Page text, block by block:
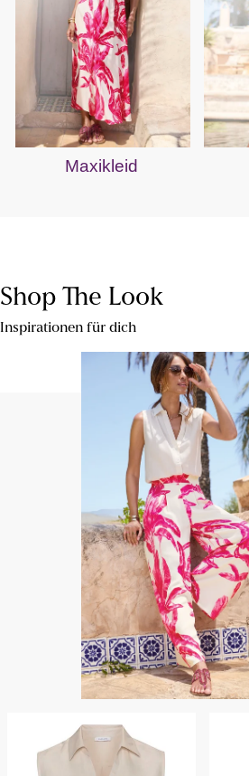
Maxikleid
Shop The Look
Inspirationen für dich